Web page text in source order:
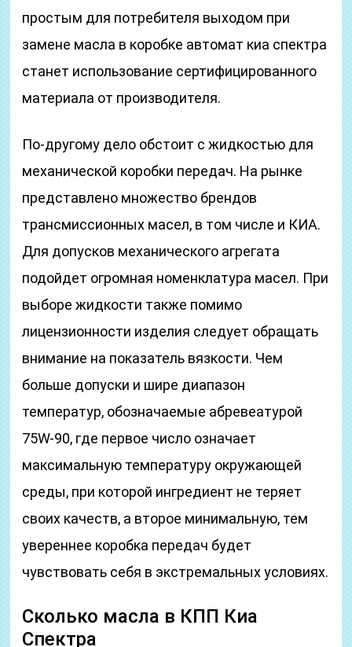
простым для потребителя выходом при
замене масла в коробке автомат киа спектра
станет использование сертифицированного
материала от производителя.
По-другому дело обстоит с жидкостью для
механической коробки передач. На рынке
представлено множество брендов
трансмиссионных масел, в том числе и КИА.
Для допусков механического агрегата
подойдет огромная номенклатура масел. При
выборе жидкости также помимо
лицензионности изделия следует обращать
внимание на показатель вязкости. Чем
больше допуски и шире диапазон
температур, обозначаемые абревеатурой
75W-90, где первое число означает
максимальную температуру окружающей
среды, при которой ингредиент не теряет
своих качеств, а второе минимальную, тем
увереннее коробка передач будет
чувствовать себя в экстремальных условиях.
Сколько масла в КПП Киа
Спектра